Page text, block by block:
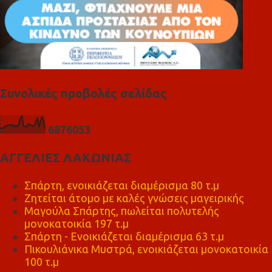
Συνολικές προβολές σελίδας
6876053
ΑΓΓΕΛΙΕΣ ΛΑΚΩΝΙΑΣ
Σπάρτη, ενοικιάζεται διαμέρισμα 80 τ.μ
Ζητείται άτομο με καλές γνώσεις μαγειρικής
Μαγούλα Σπάρτης, πωλείται πολυτελής
μονοκατοικία 197 τ.μ
Σπάρτη - Ενοικιάζεται διαμέρισμα 63 τ.μ
Πικουλιάνικα Μυστρά, ενοικιάζεται μονοκατοικία
100 τ.μ